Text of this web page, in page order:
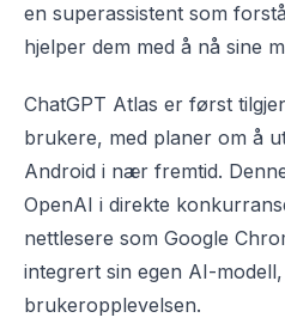
en superassistent som
hjelper dem med å nå sine
ChatGPT Atlas er først
brukere, med planer om å
Android i nær fremtid.
OpenAI i direkte
nettlesere som Google
integrert sin egen AI-
brukeropplevelsen.